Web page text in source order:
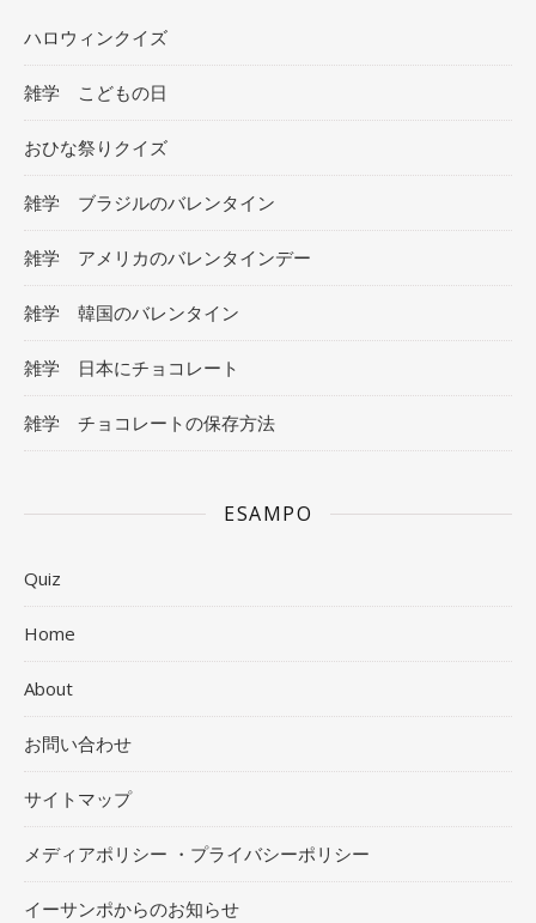
ハロウィンクイズ
雑学 こどもの日
おひな祭りクイズ
雑学 ブラジルのバレンタイン
雑学 アメリカのバレンタインデー
雑学 韓国のバレンタイン
雑学 日本にチョコレート
雑学 チョコレートの保存方法
ESAMPO
Quiz
Home
About
お問い合わせ
サイトマップ
メディアポリシー ・プライバシーポリシー
イーサンポからのお知らせ